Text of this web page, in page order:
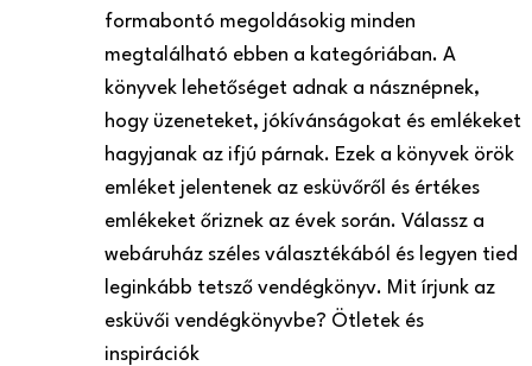
formabontó megoldásokig minden
megtalálható ebben a kategóriában. A
könyvek lehetőséget adnak a násznépnek,
hogy üzeneteket, jókívánságokat és emlékeket
hagyjanak az ifjú párnak. Ezek a könyvek örök
emléket jelentenek az esküvőről és értékes
emlékeket őriznek az évek során. Válassz a
webáruház széles választékából és legyen tied
leginkább tetsző vendégkönyv. Mit írjunk az
esküvői vendégkönyvbe? Ötletek és
inspirációk